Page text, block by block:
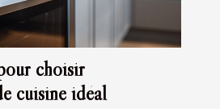
choisir
cuisine idéal